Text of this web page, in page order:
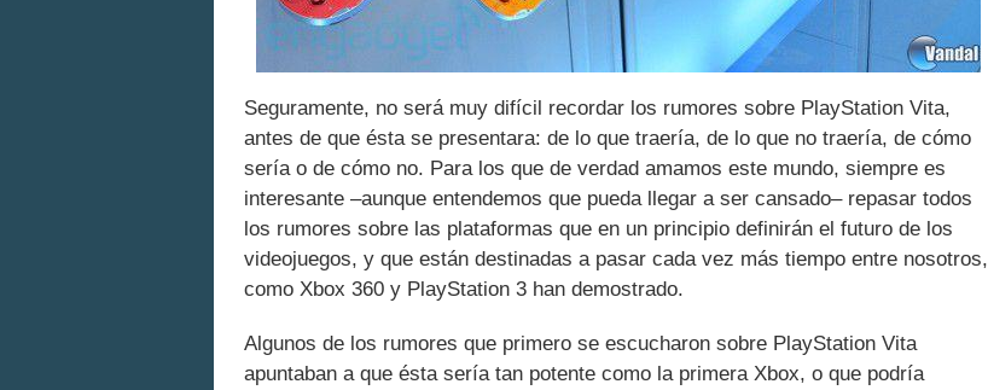
Seguramente, no será muy difícil recordar los rumores sobre PlayStation Vita,
antes de que ésta se presentara: de lo que traería, de lo que no traería, de cómo
sería o de cómo no. Para los que de verdad amamos este mundo, siempre es
interesante –aunque entendemos que pueda llegar a ser cansado– repasar todos
los rumores sobre las plataformas que en un principio definirán el futuro de los
videojuegos, y que están destinadas a pasar cada vez más tiempo entre nosotros,
como Xbox 360 y PlayStation 3 han demostrado.
Algunos de los rumores que primero se escucharon sobre PlayStation Vita
apuntaban a que ésta sería tan potente como la primera Xbox, o que podría